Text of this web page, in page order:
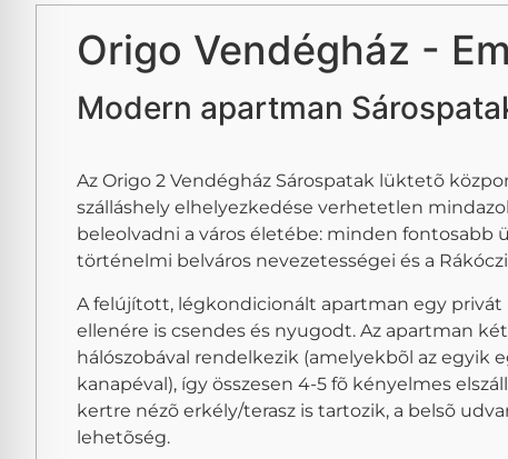
Origo Vendégház -
Modern apartman
Az Origo 2 Vendégház Sárospatak lüktetõ
szálláshely elhelyezkedése verhetetlen
beleolvadni a város életébe: minden fontosabb
történelmi belváros nevezetességei és a
A felújított, légkondicionált apartman egy
ellenére is csendes és nyugodt. Az apartman
hálószobával rendelkezik (amelyekbõl az egyik
kanapéval), így összesen 4-5 fõ kényelmes
kertre nézõ erkély/terasz is tartozik, a belsõ
lehetõség.